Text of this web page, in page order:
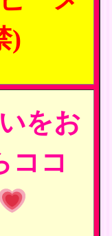
)
をお
ココ